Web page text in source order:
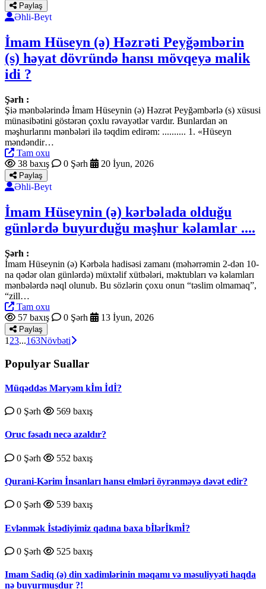
Paylaş
Əhli-Beyt
İmam Hüseyn (ə) Həzrəti Peyğəmbərin
(s) həyat dövründə hansı mövqeyə malik
idi ?
Şərh :
Şiə mənbələrində İmam Hüseynin (ə) Həzrət Peyğəmbərlə (s) xüsusi
münasibətini göstərən çoxlu rəvayətlər vardır. Bunlardan ən
məşhurlarını mənbələri ilə təqdim edirəm: .......... 1. «Hüseyn
məndəndir…
Tam oxu
38 baxış
0 Şərh 20 İyun, 2026
Paylaş
Əhli-Beyt
İmam Hüseynin (ə) kərbəlada olduğu
günlərdə buyurduğu məşhur kəlamlar ....
Şərh :
İmam Hüseynin (ə) Kərbəla hadisəsi zamanı (məhərrəmin 2-dən 10-
na qədər olan günlərdə) müxtəlif xütbələri, məktubları və kəlamları
mənbələrdə nəql olunub. Bu sözlərin çoxu onun “təslim olmamaq”,
“zill…
Tam oxu
57 baxış
0 Şərh 13 İyun, 2026
Paylaş
1 23...163Növbəti
Populyar Suallar
Müqəddəs Məryəm kİm İdİ?
0 Şərh 569 baxış
Oruc fəsadı necə azaldır?
0 Şərh 552 baxış
Qurаni-Kərim İnsаnlаrı hаnsı еlmləri öyrənməyə dəvət еdir?
0 Şərh 539 baxış
Evlənmək İstədiyimiz qadına baxa bİlərİkmİ?
0 Şərh 525 baxış
Imam Sadiq (ə) din xadimlərinin məqamı və məsuliyyəti haqda
nə buyurmuşdur ?!